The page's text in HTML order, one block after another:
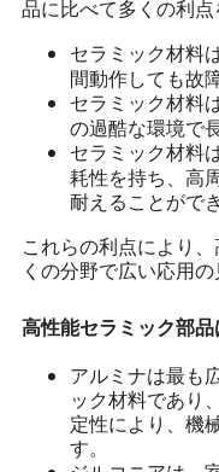
品に比べて多くの利点
セラミック材料
間動作しても故
セラミック材料
の過酷な環境で
セラミック材料
耗性を持ち、高
耐えることがで
これらの利点により
くの分野で広い応用の
高性能セラミック部
アルミナは最も
ック材料であり
定性により、機
す。